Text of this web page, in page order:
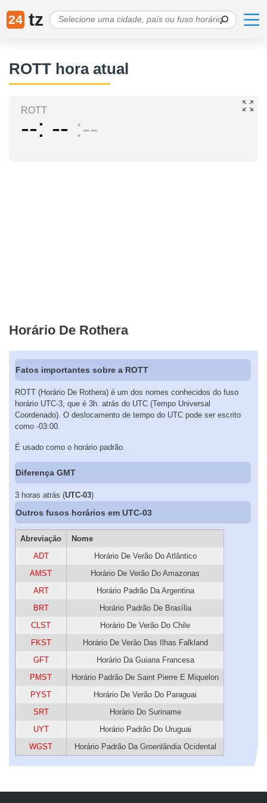
24 tz
ROTT hora atual
ROTT
-- -- --
Horário De Rothera
Fatos importantes sobre a ROTT
ROTT (Horário De Rothera) é um dos nomes conhecidos do fuso
horário UTC-3, que é 3h. atrás do UTC (Tempo Universal
Coordenado). O deslocamento de tempo do UTC pode ser escrito
como -03:00.
É usado como o horário padrão.
Diferença GMT
3 horas atrás (UTC-03)
Outros fusos horários em UTC-03
Abreviação
Nome
ADT
Horário De Verão Do Atlântico
AMST
Horário De Verão Do Amazonas
ART
Horário Padrão Da Argentina
BRT
Horário Padrão De Brasília
CLST
Horário De Verão Do Chile
FKST
Horário De Verão Das Ilhas Falkland
GFT
Horário Da Guiana Francesa
PMST
Horário Padrão De Saint Pierre E Miquelon
PYST
Horário De Verão Do Paraguai
SRT
Horário Do Suriname
UYT
Horário Padrão Do Uruguai
WGST
Horário Padrão Da Groenlândia Ocidental